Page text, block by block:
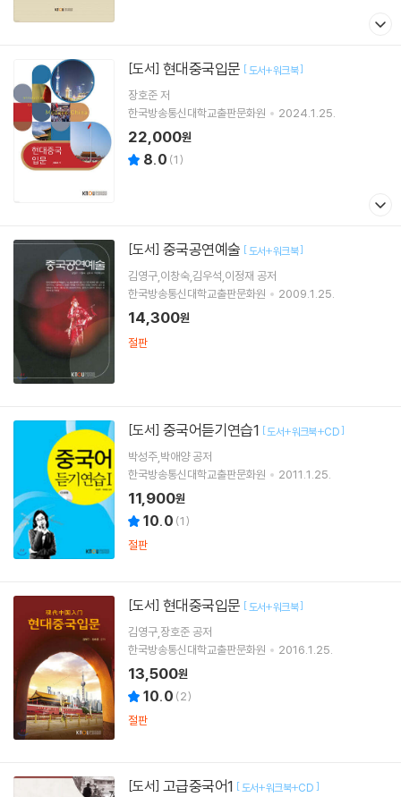
[도서] 현대중국입문 [도서+워크북]
장호준 저
한국방송통신대학교출판문화원
2024.1.25.
22,000원
8.0 (1)
[도서] 중국공연예술 [도서+워크북]
김영구,이창숙,김우석,이정재 공저
한국방송통신대학교출판문화원
2009.1.25.
14,300원
절판
[도서] 중국어듣기연습1 [도서+워크북+CD]
박성주,박애양 공저
한국방송통신대학교출판문화원
2011.1.25.
11,900원
10.0 (1)
절판
[도서] 현대중국입문 [도서+워크북]
김영구,장호준 공저
한국방송통신대학교출판문화원
2016.1.25.
13,500원
10.0 (2)
절판
[도서] 고급중국어1 [도서+워크북+CD ]